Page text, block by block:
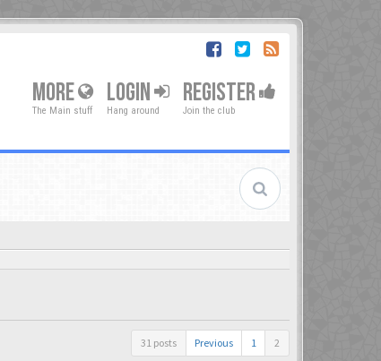
MORE
The Main stuff
LOGIN
Hang around
REGISTER
Join the club
31 posts Previous 1 2